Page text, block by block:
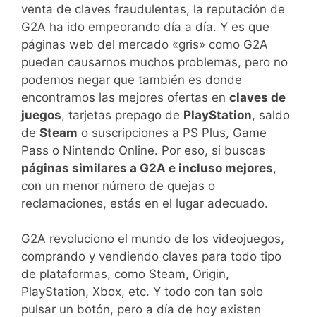
venta de claves fraudulentas, la reputación de
G2A ha ido empeorando día a día. Y es que
páginas web del mercado «gris» como G2A
pueden causarnos muchos problemas, pero no
podemos negar que también es donde
encontramos las mejores ofertas en claves de
juegos, tarjetas prepago de PlayStation, saldo
de Steam o suscripciones a PS Plus, Game
Pass o Nintendo Online. Por eso, si buscas
páginas similares a G2A e incluso mejores,
con un menor número de quejas o
reclamaciones, estás en el lugar adecuado.
G2A revoluciono el mundo de los videojuegos,
comprando y vendiendo claves para todo tipo
de plataformas, como Steam, Origin,
PlayStation, Xbox, etc. Y todo con tan solo
pulsar un botón, pero a día de hoy existen